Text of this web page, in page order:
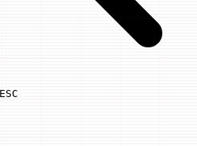
Use arrow keys to navigate results,
ESC